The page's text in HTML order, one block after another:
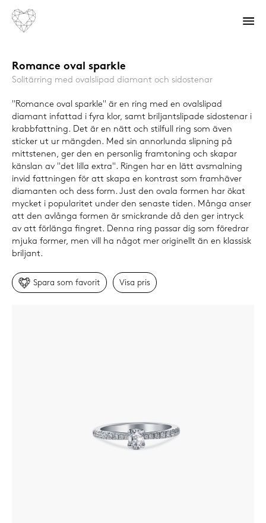
Romance oval sparkle
Solitärring med ovalslipad diamant och sidostenar
"Romance oval sparkle" är en ring med en ovalslipad
diamant infattad i fyra klor, samt briljantslipade sidostenar i
krabbfattning. Det är en nätt och stilfull ring som även
sticker ut ur mängden. Med sin annorlunda slipning på
mittstenen, ger den en personlig framtoning och skapar
känslan av "det lilla extra". Ringen har en lätt avsmalning
invid fattningen för att skapa en kontrast som framhäver
diamanten och dess form. Just den ovala formen har ökat
mycket i popularitet under den senaste tiden. Många anser
att den avlånga formen är smickrande då den ger intryck
av att förlänga fingret. Denna ring passar dig som föredrar
mjuka former, men vill ha något mer originellt än en klassisk
briljant.
Spara som favorit Visa pris